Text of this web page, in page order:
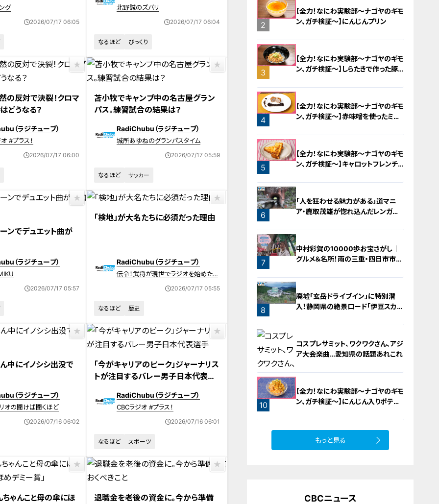
グ
2026/07/17 06:05
北野誠のズバリ
2026/07/17 06:04
なるほど びっくり
の反対で決裂！クロマ
どうなる？
（ラジチューブ）
#プラス！
2026/07/17 06:00
苫小牧でキャンプ中の名古屋グラン
パス。練習試合の結果は？
RadiChubu（ラジチューブ）
城所あゆねのグランパスタイム
2026/07/17 05:59
なるほど サッカー
ンでデュエット曲が
（ラジチューブ）
2026/07/17 05:57
「検地」が大名たちに必須だった理由
RadiChubu（ラジチューブ）
伝令！武将が現世でラジオを始めたよ
2026/07/17 05:55
なるほど 歴史
中にイノシシ出没で
（ラジチューブ）
オの聞けば聞くほど
2026/07/16 06:02
「今がキャリアのピーク」ジャーナリス
トが注目するバレー男子日本代表選
RadiChubu（ラジチューブ）
CBCラジオ #プラス！
2026/07/16 06:01
なるほど スポーツ
ちゃんこと母の傘にほ
退職金を老後の資金に。今から準備
2
【全力！なにわ実験部～ナゴヤのギモ
ン、ガチ検証～】にんじんプリン
3
【全力！なにわ実験部～ナゴヤのギモ
ン、ガチ検証～】しらたきで作った豚
4
【全力！なにわ実験部～ナゴヤのギモ
ン、ガチ検証～】赤味噌を使ったミル
5
【全力！なにわ実験部～ナゴヤのギモ
ン、ガチ検証～】キャロットフレンチ
6
「人を狂わせる魅力がある」道マニ
ア・鹿取茂雄が惚れ込んだレンガの
7
中村彩賀の10000歩お宝さがし｜
グルメ＆名所！雨の三重・四日市市で
8
廃墟「玄岳ドライブイン」に特別潜
入！静岡県の絶景ロード「伊豆スカイ
コスプレサミット、ワクワクさん、アジ
ア大会楽曲…愛知県の話題あれこれ
10
【全力！なにわ実験部～ナゴヤのギモ
ン、ガチ検証～】にんじん入りポテト
もっと見る
CBCニュース